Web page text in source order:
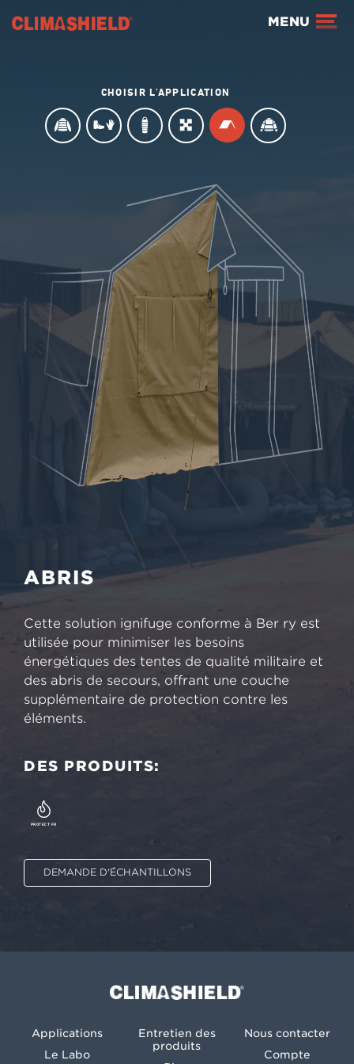
Climashield® MENU
ABRIS
Cette solution ignifuge conforme à Ber ry est
utilisée pour minimiser les besoins
énergétiques des tentes de qualité militaire et
des abris de secours, offrant une couche
supplémentaire de protection contre les
éléments.
DES PRODUITS:
PROTECT FR
DEMANDE D'ÉCHANTILLONS
CHOISIR L'APPLICATION
Climashield®
Applications
Le Labo
Entretien des
produits
Nous contacter
Compte